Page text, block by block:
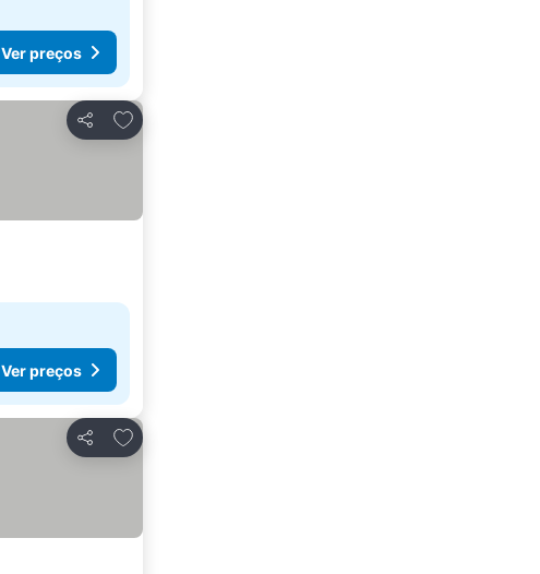
Ver preços
Partilhar
Adicionar aos favoritos
Ver preços
Partilhar
Adicionar aos favoritos